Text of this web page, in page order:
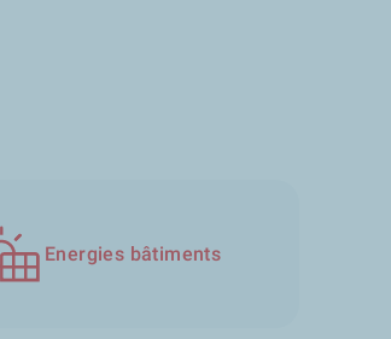
Energies bâtiments